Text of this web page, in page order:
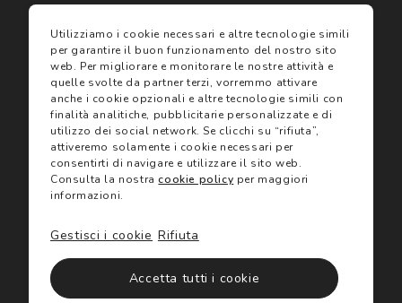
I miei preferiti
Assicurazioni
Servizi
Trova negozio
Gift Card
©2024 Salmoiraghi & Viganò All Rights Reserved
Termini e condizioni
Termini di vendita
Avvertenze e informazioni di sicurezza sui prodotti
Informativa sulla Privacy
Utilizzo dei cookie
Site map
Utilizziamo i cookie necessari e altre tecnologie simili
per garantire il buon funzionamento del nostro sito
web. Per migliorare e monitorare le nostre attività e
quelle svolte da partner terzi, vorremmo attivare
anche i cookie opzionali e altre tecnologie simili con
finalità analitiche, pubblicitarie personalizzate e di
utilizzo dei social network. Se clicchi su “rifiuta”,
attiveremo solamente i cookie necessari per
consentirti di navigare e utilizzare il sito web.
Consulta la nostracookie policy per maggiori
informazioni.
Accetta tutti i cookie
Rifiuta
Gestisci i cookie